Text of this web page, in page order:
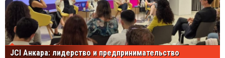
JCI Анкара: лидерство и предпринимательство